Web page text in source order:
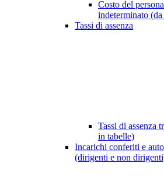
Costo del
indeterminato
Tassi di assenza
Tassi di assenza
in tabelle)
Incarichi conferiti e
(dirigenti e non